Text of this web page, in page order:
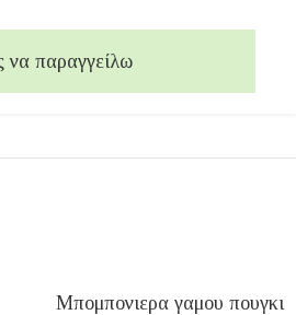
παραγγείλω
Μπομπονιερα γαμου πουγκι